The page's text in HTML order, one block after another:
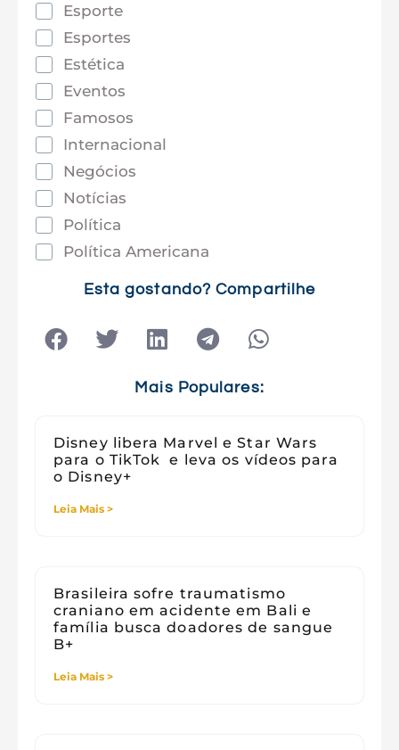
Esporte
Esportes
Estética
Eventos
Famosos
Internacional
Negócios
Notícias
Política
Política Americana
Tecnologia
Esta gostando? Compartilhe
Mais Populares:
Disney libera Marvel e Star Wars
para o TikTok e leva os vídeos para
o Disney+
Leia Mais >
Brasileira sofre traumatismo
craniano em acidente em Bali e
família busca doadores de sangue
B+
Leia Mais >